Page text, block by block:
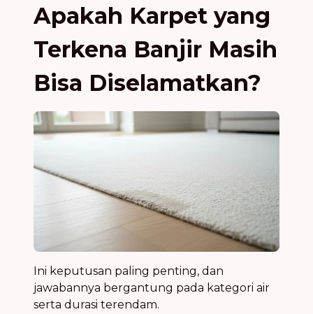
Apakah Karpet yang
Terkena Banjir Masih
Bisa Diselamatkan?
Ini keputusan paling penting, dan
jawabannya bergantung pada kategori air
serta durasi terendam.